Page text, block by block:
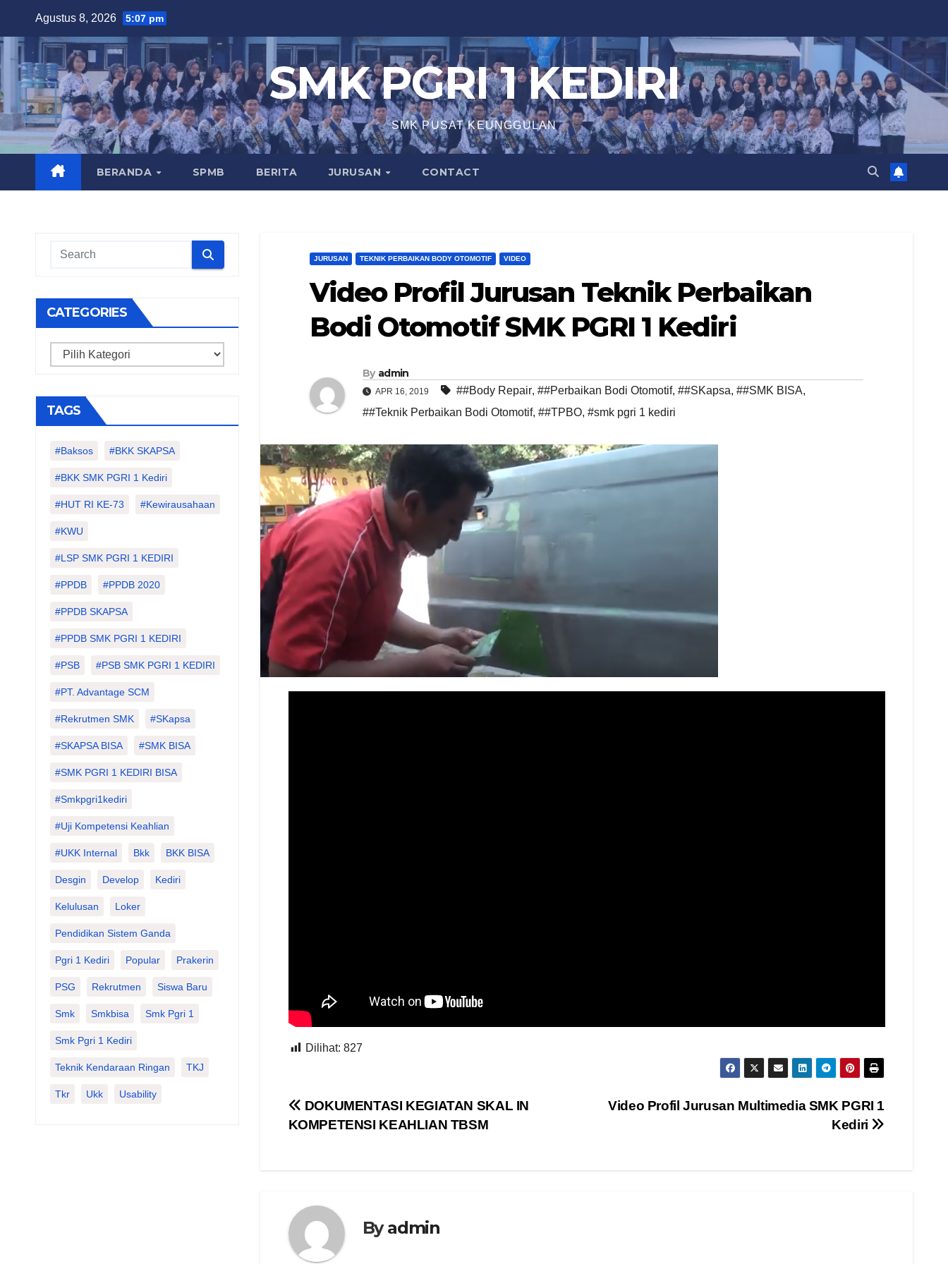
content
Agustus 8, 2026 5:07 pm
SMK PGRI 1 KEDIRI
SMK PUSAT KEUNGGULAN
BERANDA SPMB BERITA JURUSAN CONTACT
CATEGORIES
Categories
TAGS
#Baksos #BKK SKAPSA
#BKK SMK PGRI 1 Kediri
#HUT RI KE-73 #kewirausahaan
#KWU
#LSP SMK PGRI 1 KEDIRI
#PPDB #PPDB 2020
#PPDB SKAPSA
#PPDB SMK PGRI 1 KEDIRI
#PSB #PSB SMK PGRI 1 KEDIRI
#PT. Advantage SCM
#Rekrutmen SMK #SKapsa
#SKAPSA BISA #SMK BISA
#SMK PGRI 1 KEDIRI BISA
#smkpgri1kediri
#Uji Kompetensi Keahlian
#UKK Internal Bkk BKK BISA
Desgin Develop Kediri
Kelulusan Loker
Pendidikan Sistem Ganda
Pgri 1 Kediri Popular Prakerin
PSG Rekrutmen Siswa Baru
Smk Smkbisa Smk Pgri 1
Smk Pgri 1 Kediri
Teknik Kendaraan Ringan TKJ
Tkr Ukk Usability
JURUSAN TEKNIK PERBAIKAN BODY OTOMOTIF VIDEO
Video Profil Jurusan Teknik Perbaikan
Bodi Otomotif SMK PGRI 1 Kediri
By admin
APR 16, 2019 ##Body Repair, ##Perbaikan Bodi Otomotif, ##SKapsa, ##SMK BISA,
##Teknik Perbaikan Bodi Otomotif, ##TPBO, #smk pgri 1 kediri
Dilihat: 827
Navigasi
Video Profil Jurusan Multimedia SMK PGRI 1
Kediri
DOKUMENTASI KEGIATAN SKAL IN
KOMPETENSI KEAHLIAN TBSM
Byadmin